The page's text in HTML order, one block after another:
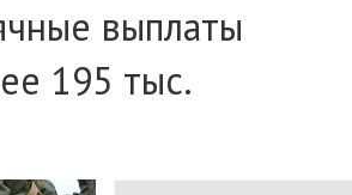
выплаты
195 тыс.